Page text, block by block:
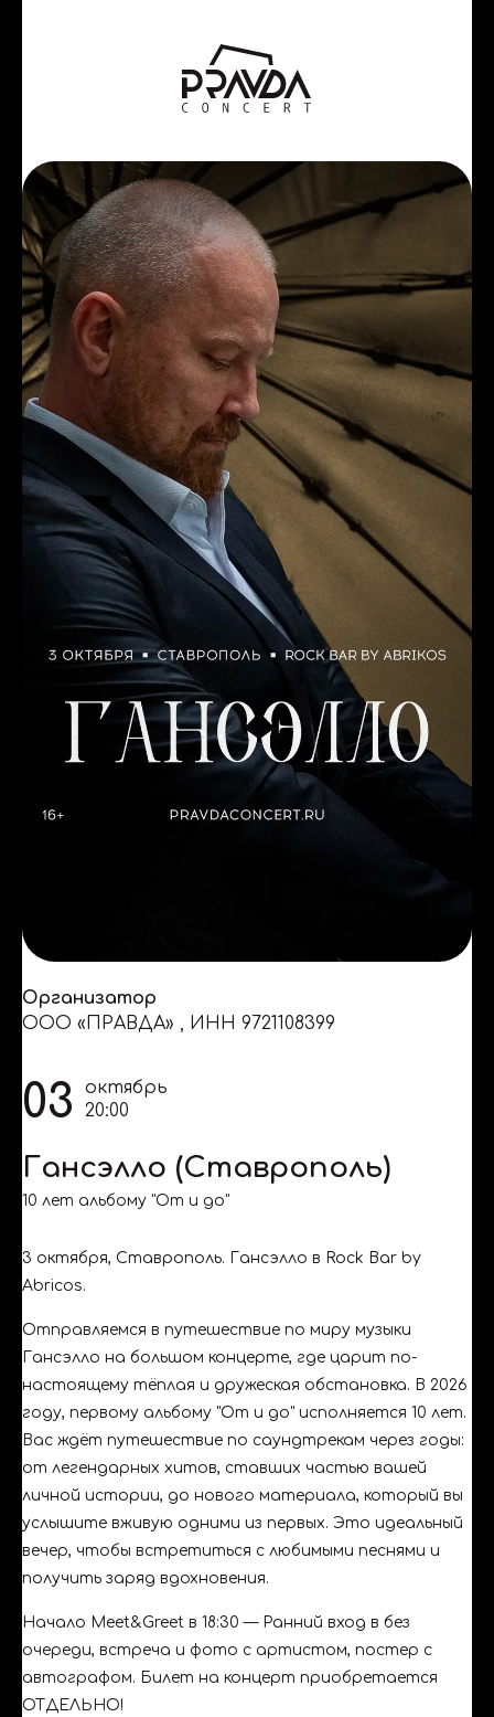
Организатор
ООО «ПРАВДА» , ИНН 9721108399
03
октябрь
20:00
Гансэлло (Ставрополь)
10 лет альбому "От и до"
3 октября, Ставрополь. Гансэлло в Rock Bar by
Abricos.
Отправляемся в путешествие по миру музыки
Гансэлло на большом концерте, где царит по-
настоящему тёплая и дружеская обстановка. В 2026
году, первому альбому "От и до" исполняется 10 лет.
Вас ждёт путешествие по саундтрекам через годы:
от легендарных хитов, ставших частью вашей
личной истории, до нового материала, который вы
услышите вживую одними из первых. Это идеальный
вечер, чтобы встретиться с любимыми песнями и
получить заряд вдохновения.
Начало Meet&Greet в 18:30 — Ранний вход в без
очереди, встреча и фото с артистом, постер с
автографом. Билет на концерт приобретается
ОТДЕЛЬНО!